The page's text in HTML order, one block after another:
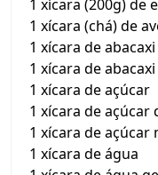
1 xícara (200g) de
1 xícara (chá) de
1 xícara de
1 xícara de
1 xícara de açúcar
1 xícara de açúcar
1 xícara de açúcar
1 xícara de água